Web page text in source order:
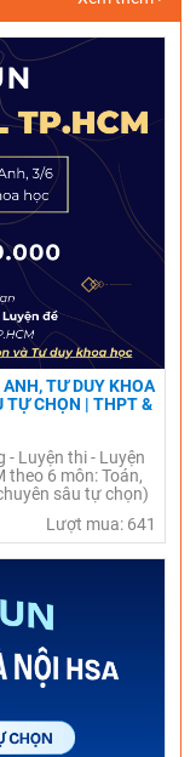
TƯ DUY KHOA
TỰ CHỌN | THPT &
- Luyện thi - Luyện
theo 6 môn: Toán,
sâu tự chọn)
Lượt mua: 641